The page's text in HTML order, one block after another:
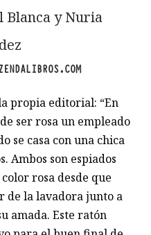
Blanca y Nuria
ZENDALIBROS.COM
propia editorial: “En
ser rosa un empleado
se casa con una chica
Ambos son espiados
rosa desde que
de la lavadora junto a
amada. Este ratón